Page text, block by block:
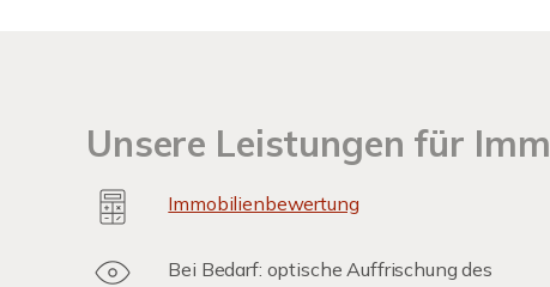
Unsere Leistungen für
Immobilienbewertung
Bei Bedarf: optische Auffrischung des